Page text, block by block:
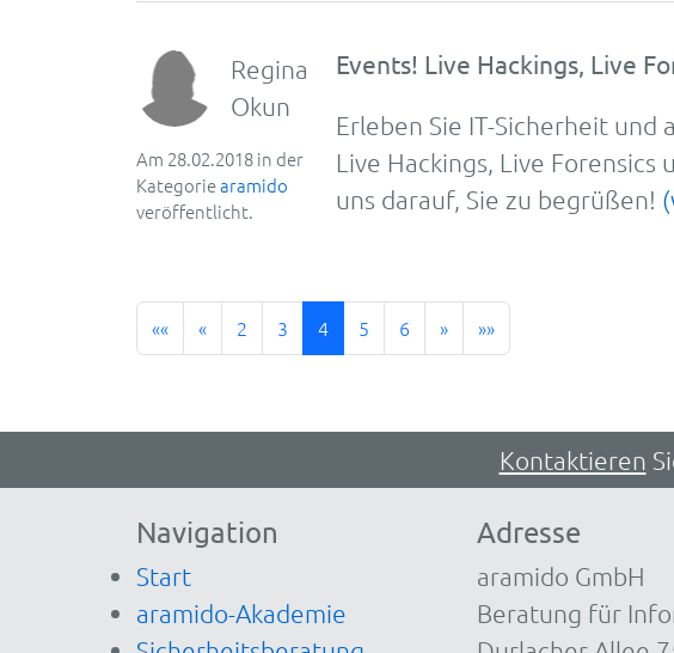
Regina
Okun
Am 28.02.2018 in der
Kategoriearamido
veröffentlicht.
Events! Live Hackings, Live
Er­le­ben Sie IT-Sicher­heit
Live Hackings, Live
uns darauf, Sie zu be­grüßen!
«« « 2 3 4 5 6 » »»
Kontaktieren
Navigation
Start
aramido-Akademie
Adresse
aramido GmbH
Beratung für